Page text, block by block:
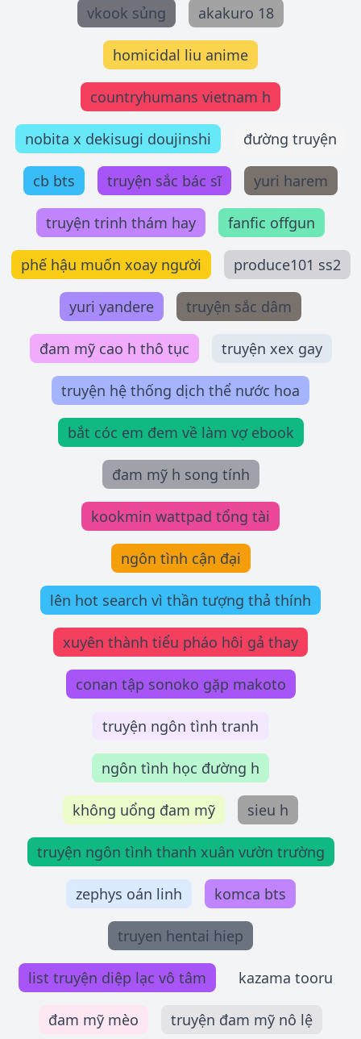
vkook sủng akakuro 18
homicidal liu anime
countryhumans vietnam h
nobita x dekisugi doujinshi đường truyện
cb bts truyện sắc bác sĩ yuri harem
truyện trinh thám hay fanfic offgun
phế hậu muốn xoay người produce101 ss2
yuri yandere truyện sắc dâm
đam mỹ cao h thô tục truyện xex gay
truyện hệ thống dịch thể nước hoa
bắt cóc em đem về làm vợ ebook
đam mỹ h song tính
kookmin wattpad tổng tài
ngôn tình cận đại
lên hot search vì thần tượng thả thính
xuyên thành tiểu pháo hôi gả thay
conan tập sonoko gặp makoto
truyện ngôn tình tranh
ngôn tình học đường h
không uổng đam mỹ sieu h
truyện ngôn tình thanh xuân vườn trường
zephys oán linh komca bts
truyen hentai hiep
list truyện diệp lạc vô tâm kazama tooru
đam mỹ mèo truyện đam mỹ nô lệ